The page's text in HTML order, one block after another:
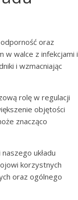
oraz
w walce z infekcjami i
i wzmacniając
rolę w regulacji
objętości
znacząco
układu
korzystnych
oraz ogólnego